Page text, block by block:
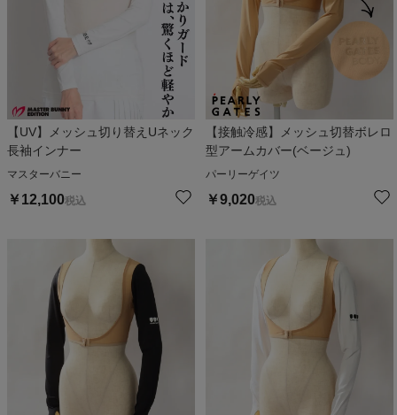
【UV】メッシュ切り替えUネック
長袖インナー
マスターバニー
￥ 12,100税込
【接触冷感】メッシュ切替ボレロ
型アームカバー(ベージュ)
パーリーゲイツ
￥9,020税込